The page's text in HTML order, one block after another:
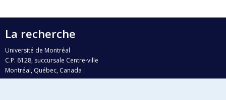
La recherche
Université de Montréal
C.P. 6128, succursale Centre-ville
Montréal, Québec, Canada
H3C 3J7